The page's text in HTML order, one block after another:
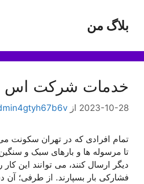
محتوابلاگ من
خدمات شرکت اس
2023-10-28 از
تمام افرادی که در تهران سکونت
تا مرسوله ها و بارهای سبک و
دیگر ارسال کنند، می توانند این
فشارکی بار بسپارند. از طرفی؛ آن